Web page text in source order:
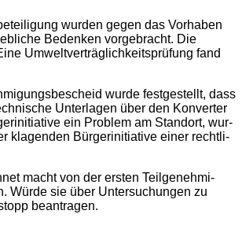
wur­den gegen das Vor­ha­ben
Beden­ken vor­ge­bracht. Die
Umwelt­ver­träg­lich­keits­prü­fung fand
wur­de fest­ge­stellt, dass
Unter­la­gen über den Kon­ver­ter
ein Pro­blem am Stand­ort, wur­
kla­gen­den Bür­ger­initia­ti­ve einer recht­li­
macht von der ers­ten Teil­ge­neh­mi­
Wür­de sie über Unter­su­chun­gen zu
beantragen.